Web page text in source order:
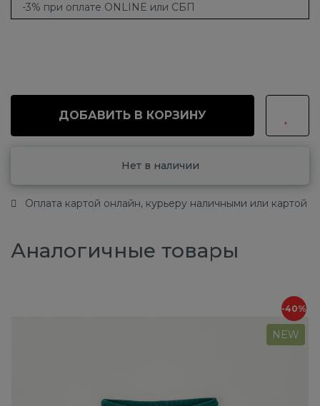
-3% при оплате ONLINE или СБП
ДОБАВИТЬ В КОРЗИНУ
Нет в наличии
Оплата картой онлайн, курьеру наличными или картой
Аналогичные товары
-40%
NEW